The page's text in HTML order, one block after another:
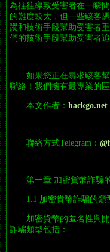
為往往導致受害者在一瞬
的難度較大，但一些駭客
蹤和技術手段幫助受害者
們的技術手段幫助受害者
如果您正在尋求駭客
聯絡！我們擁有最專業的
本文作者： hackgo.net
聯絡方式Telegram：
第一章 加密貨幣詐騙
1.1 加密貨幣詐騙的類
加密貨幣的匿名性與
詐騙類型包括：